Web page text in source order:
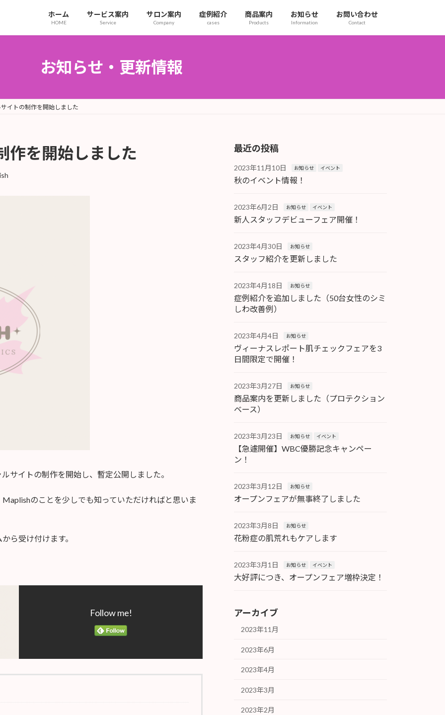
ホーム
HOME
サービス案内
Service
サロン案内
Company
症例紹介
cases
商品案内
Products
お知らせ
Information
お問い合わせ
Contact
お知らせ・更新情報
イトの制作を開始しました
作を開始しました
サイトの制作を開始し、暫定公開しました。
のことを少しでも知っていただければと思いま
ら受け付けます。
Follow me!
最近の投稿
2023年11月10日 お知らせ イベント
秋のイベント情報！
2023年6月2日 お知らせ イベント
新人スタッフデビューフェア開催！
2023年4月30日 お知らせ
スタッフ紹介を更新しました
2023年4月18日 お知らせ
症例紹介を追加しました（50台女性のシミ
しわ改善例）
2023年4月4日 お知らせ
ヴィーナスレポート肌チェックフェアを3
日間限定で開催！
2023年3月27日 お知らせ
商品案内を更新しました（プロテクション
ベース）
2023年3月23日 お知らせ イベント
【急遽開催】WBC優勝記念キャンペー
ン！
2023年3月12日 お知らせ
オープンフェアが無事終了しました
2023年3月8日 お知らせ
花粉症の肌荒れもケアします
2023年3月1日 お知らせ イベント
大好評につき、オープンフェア増枠決定！
アーカイブ
2023年11月
2023年6月
2023年4月
2023年3月
2023年2月